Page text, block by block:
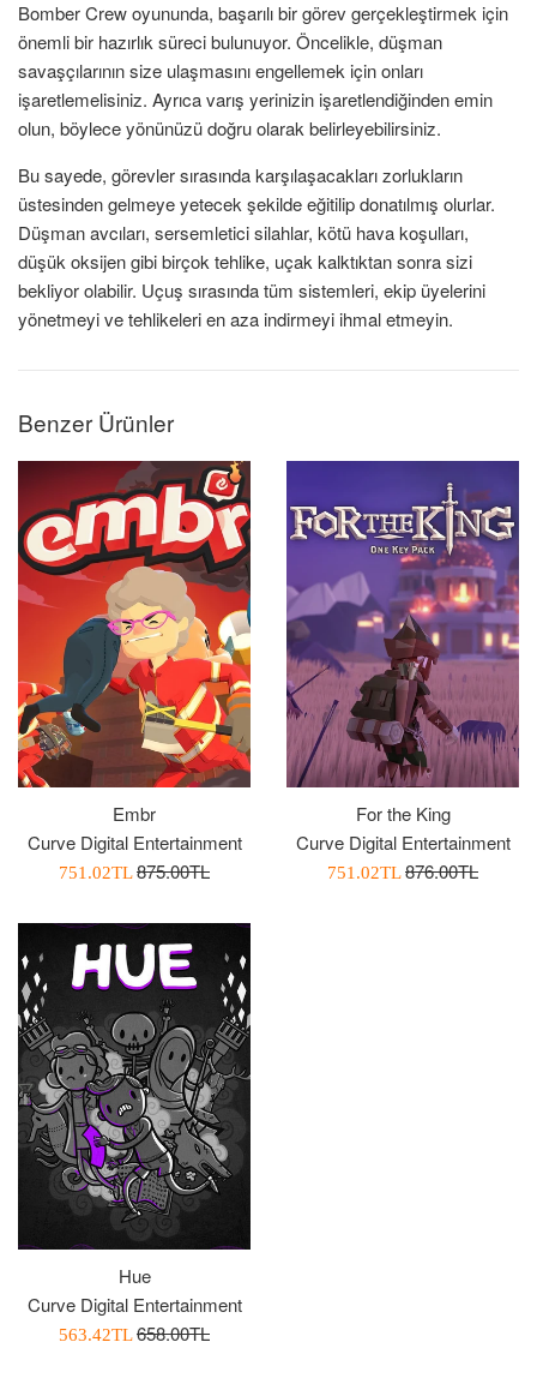
Bomber Crew oyununda, başarılı bir görev gerçekleştirmek için
önemli bir hazırlık süreci bulunuyor. Öncelikle, düşman
savaşçılarının size ulaşmasını engellemek için onları
işaretlemelisiniz. Ayrıca varış yerinizin işaretlendiğinden emin
olun, böylece yönünüzü doğru olarak belirleyebilirsiniz.
Bu sayede, görevler sırasında karşılaşacakları zorlukların
üstesinden gelmeye yetecek şekilde eğitilip donatılmış olurlar.
Düşman avcıları, sersemletici silahlar, kötü hava koşulları,
düşük oksijen gibi birçok tehlike, uçak kalktıktan sonra sizi
bekliyor olabilir. Uçuş sırasında tüm sistemleri, ekip üyelerini
yönetmeyi ve tehlikeleri en aza indirmeyi ihmal etmeyin.
Benzer Ürünler
Embr
Curve Digital Entertainment
İndirimli
751.02TLNormal
875.00TL
For the King
Curve Digital Entertainment
İndirimli
751.02TLNormal
876.00TL
Hue
Curve Digital Entertainment
İndirimli
563.42TLNormal
658.00TL